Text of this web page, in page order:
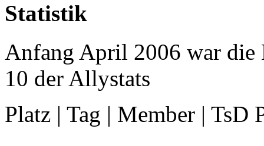
Statistik
Anfang April 2006 war die
10 der Allystats
Platz | Tag | Member | TsD